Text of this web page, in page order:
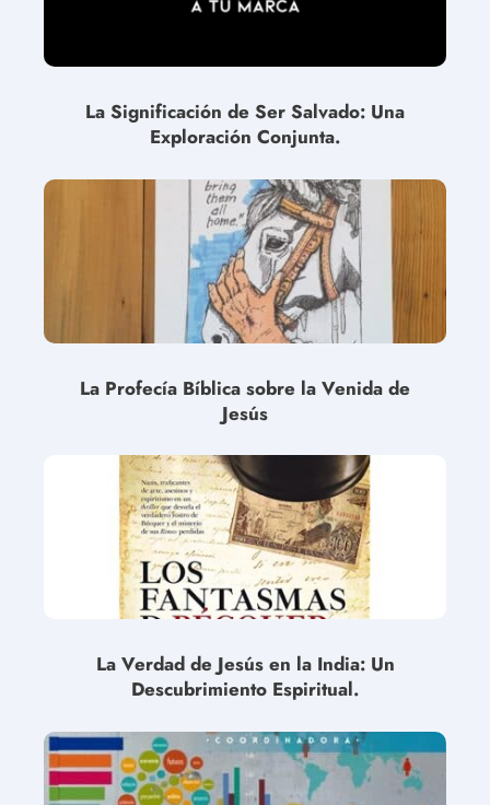
La Significación de Ser Salvado: Una
Exploración Conjunta.
La Profecía Bíblica sobre la Venida de
Jesús
La Verdad de Jesús en la India: Un
Descubrimiento Espiritual.